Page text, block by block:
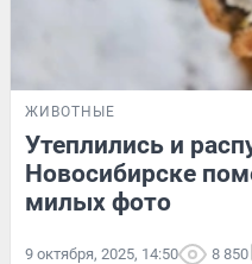
ЖИВОТНЫЕ
Утеплились и
Новосибирске
милых фото
9 октября, 2025, 14:50 8 850